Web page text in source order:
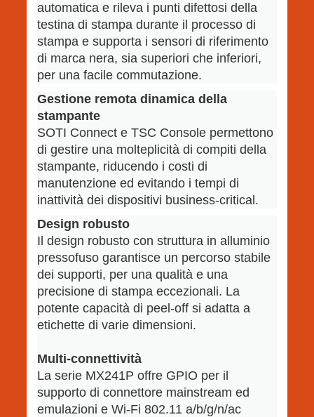
automatica e rileva i punti difettosi della
testina di stampa durante il processo di
stampa e supporta i sensori di riferimento
di marca nera, sia superiori che inferiori,
per una facile commutazione.
Gestione remota dinamica della
stampante
SOTI Connect e TSC Console permettono
di gestire una molteplicità di compiti della
stampante, riducendo i costi di
manutenzione ed evitando i tempi di
inattività dei dispositivi business-critical.
Design robusto
Il design robusto con struttura in alluminio
pressofuso garantisce un percorso stabile
dei supporti, per una qualità e una
precisione di stampa eccezionali. La
potente capacità di peel-off si adatta a
etichette di varie dimensioni.
Multi-connettività
La serie MX241P offre GPIO per il
supporto di connettore mainstream ed
emulazioni e Wi-Fi 802.11 a/b/g/n/ac